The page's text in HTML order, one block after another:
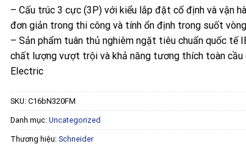
– Cấu trúc 3 cực (3P) với kiểu lắp đặt cố định và vận
đơn giản trong thi công và tính ổn định trong suốt
– Sản phẩm tuân thủ nghiêm ngặt tiêu chuẩn quốc tế
chất lượng vượt trội và khả năng tương thích toàn cầu
Electric
SKU: C16bN320FM
Danh mục: Uncategorized
Thương hiệu: Schneider